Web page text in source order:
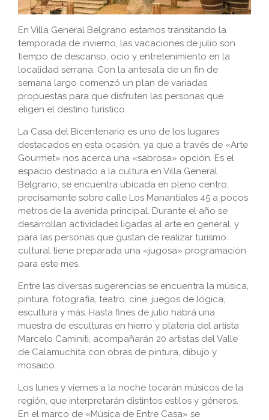
En Villa General Belgrano estamos transitando la
temporada de invierno, las vacaciones de julio son
tiempo de descanso, ocio y entretenimiento en la
localidad serrana. Con la antesala de un fin de
semana largo comenzó un plan de variadas
propuestas para que disfruten las personas que
eligen el destino turístico.
La Casa del Bicentenario es uno de los lugares
destacados en esta ocasión, ya que a través de «Arte
Gourmet» nos acerca una «sabrosa» opción. Es el
espacio destinado a la cultura en Villa General
Belgrano, se encuentra ubicada en pleno centro,
precisamente sobre calle Los Manantiales 45 a pocos
metros de la avenida principal. Durante el año se
desarrollan actividades ligadas al arte en general, y
para las personas que gustan de realizar turismo
cultural tiene preparada una «jugosa» programación
para este mes.
Entre las diversas sugerencias se encuentra la música,
pintura, fotografía, teatro, cine, juegos de lógica,
escultura y más. Hasta fines de julio habrá una
muestra de esculturas en hierro y platería del artista
Marcelo Caminiti, acompañarán 20 artistas del Valle
de Calamuchita con obras de pintura, dibujo y
mosaico.
Los lunes y viernes a la noche tocarán músicos de la
región, que interpretarán distintos estilos y géneros.
En el marco de «Música de Entre Casa» se